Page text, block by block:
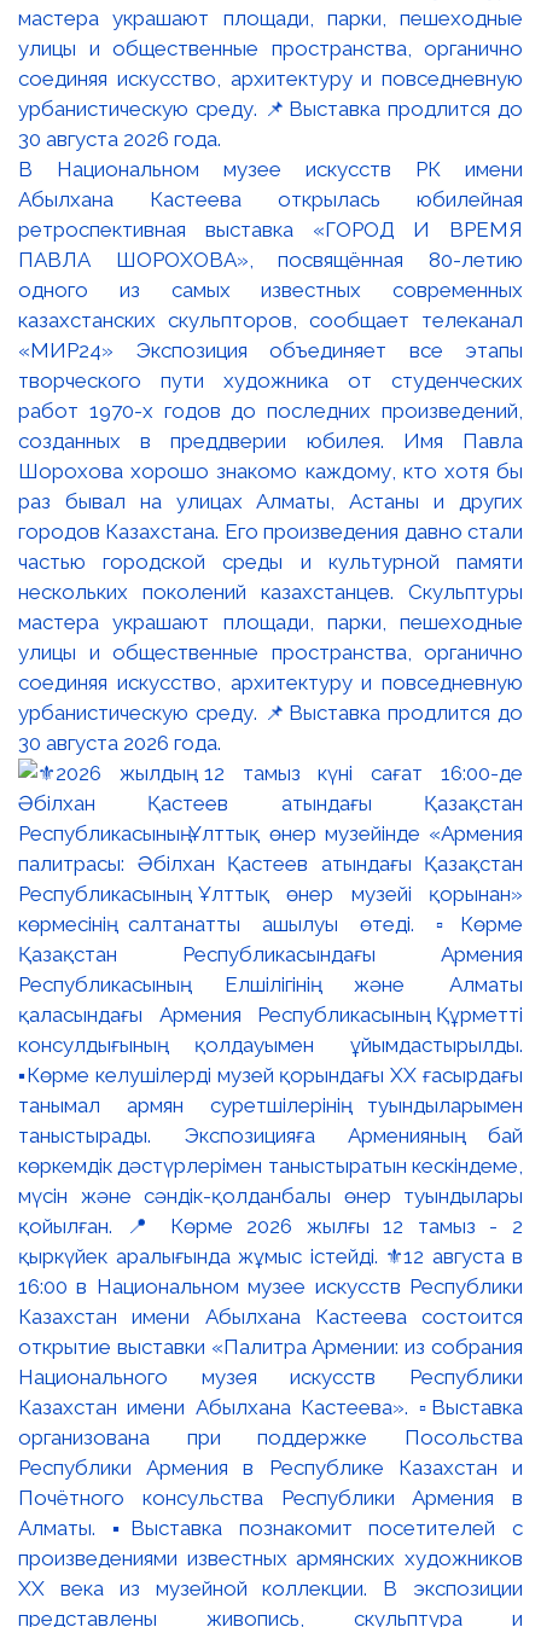
В Национальном музее искусств РК имени
Абылхана Кастеева открылась юбилейная
ретроспективная выставка «ГОРОД И ВРЕМЯ
ПАВЛА ШОРОХОВА», посвящённая 80-летию
одного из самых известных современных
казахстанских скульпторов, сообщает телеканал
«МИР24» Экспозиция объединяет все этапы
творческого пути художника от студенческих
работ 1970-х годов до последних произведений,
созданных в преддверии юбилея. Имя Павла
Шорохова хорошо знакомо каждому, кто хотя бы
раз бывал на улицах Алматы, Астаны и других
городов Казахстана. Его произведения давно стали
частью городской среды и культурной памяти
нескольких поколений казахстанцев. Скульптуры
мастера украшают площади, парки, пешеходные
улицы и общественные пространства, органично
соединяя искусство, архитектуру и повседневную
урбанистическую среду. 📌Выставка продлится до
30 августа 2026 года.